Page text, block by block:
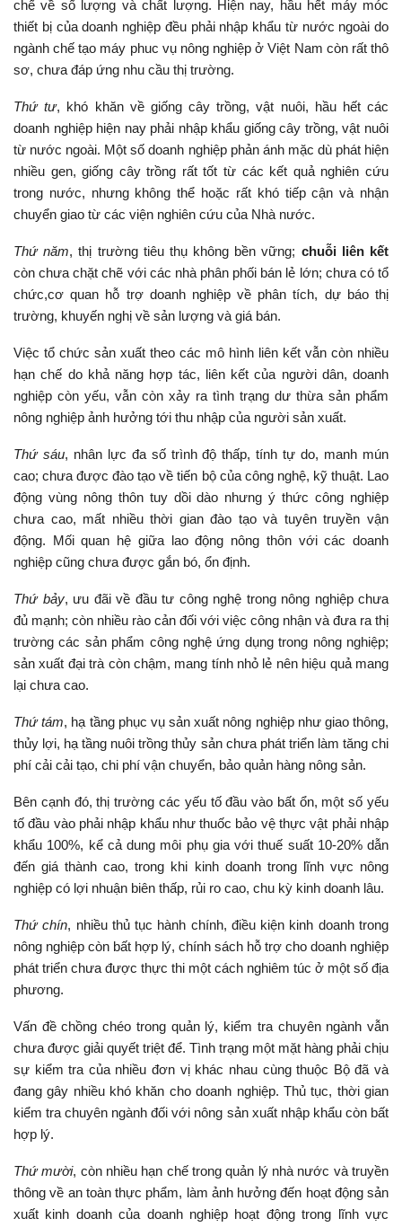
chế về số lượng và chất lượng. Hiện nay, hầu hết máy móc
thiết bị của doanh nghiệp đều phải nhập khẩu từ nước ngoài do
ngành chế tạo máy phuc vụ nông nghiệp ở Việt Nam còn rất thô
sơ, chưa đáp ứng nhu cầu thị trường.
Thứ tư, khó khăn về giống cây trồng, vật nuôi, hầu hết các
doanh nghiệp hiện nay phải nhập khẩu giống cây trồng, vật nuôi
từ nước ngoài. Một số doanh nghiệp phản ánh mặc dù phát hiện
nhiều gen, giống cây trồng rất tốt từ các kết quả nghiên cứu
trong nước, nhưng không thể hoặc rất khó tiếp cận và nhận
chuyển giao từ các viện nghiên cứu của Nhà nước.
Thứ năm, thị trường tiêu thụ không bền vững; chuỗi liên kết
còn chưa chặt chẽ với các nhà phân phối bán lẻ lớn; chưa có tổ
chức,cơ quan hỗ trợ doanh nghiệp về phân tích, dự báo thị
trường, khuyến nghị về sản lượng và giá bán.
Việc tổ chức sản xuất theo các mô hình liên kết vẫn còn nhiều
hạn chế do khả năng hợp tác, liên kết của người dân, doanh
nghiệp còn yếu, vẫn còn xảy ra tình trạng dư thừa sản phẩm
nông nghiệp ảnh hưởng tới thu nhập của người sản xuất.
Thứ sáu, nhân lực đa số trình độ thấp, tính tự do, manh mún
cao; chưa được đào tạo về tiến bộ của công nghệ, kỹ thuật. Lao
động vùng nông thôn tuy dồi dào nhưng ý thức công nghiệp
chưa cao, mất nhiều thời gian đào tạo và tuyên truyền vận
động. Mối quan hệ giữa lao động nông thôn với các doanh
nghiệp cũng chưa được gắn bó, ổn định.
Thứ bảy, ưu đãi về đầu tư công nghệ trong nông nghiệp chưa
đủ mạnh; còn nhiều rào cản đối với việc công nhận và đưa ra thị
trường các sản phẩm công nghệ ứng dụng trong nông nghiệp;
sản xuất đại trà còn chậm, mang tính nhỏ lẻ nên hiệu quả mang
lại chưa cao.
Thứ tám, hạ tầng phục vụ sản xuất nông nghiệp như giao thông,
thủy lợi, hạ tầng nuôi trồng thủy sản chưa phát triển làm tăng chi
phí cải cải tạo, chi phí vận chuyển, bảo quản hàng nông sản.
Bên cạnh đó, thị trường các yếu tố đầu vào bất ổn, một số yếu
tố đầu vào phải nhập khẩu như thuốc bảo vệ thực vật phải nhập
khẩu 100%, kể cả dung môi phụ gia với thuế suất 10-20% dẫn
đến giá thành cao, trong khi kinh doanh trong lĩnh vực nông
nghiệp có lợi nhuận biên thấp, rủi ro cao, chu kỳ kinh doanh lâu.
Thứ chín, nhiều thủ tục hành chính, điều kiện kinh doanh trong
nông nghiệp còn bất hợp lý, chính sách hỗ trợ cho doanh nghiệp
phát triển chưa được thực thi một cách nghiêm túc ở một số địa
phương.
Vấn đề chồng chéo trong quản lý, kiểm tra chuyên ngành vẫn
chưa được giải quyết triệt để. Tình trạng một mặt hàng phải chịu
sự kiểm tra của nhiều đơn vị khác nhau cùng thuộc Bộ đã và
đang gây nhiều khó khăn cho doanh nghiệp. Thủ tục, thời gian
kiểm tra chuyên ngành đối với nông sản xuất nhập khẩu còn bất
hợp lý.
Thứ mười, còn nhiều hạn chế trong quản lý nhà nước và truyền
thông về an toàn thực phẩm, làm ảnh hưởng đến hoạt động sản
xuất kinh doanh của doanh nghiệp hoạt động trong lĩnh vực